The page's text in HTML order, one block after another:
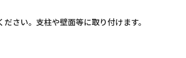
さい。支柱や壁面等に取り付けます。